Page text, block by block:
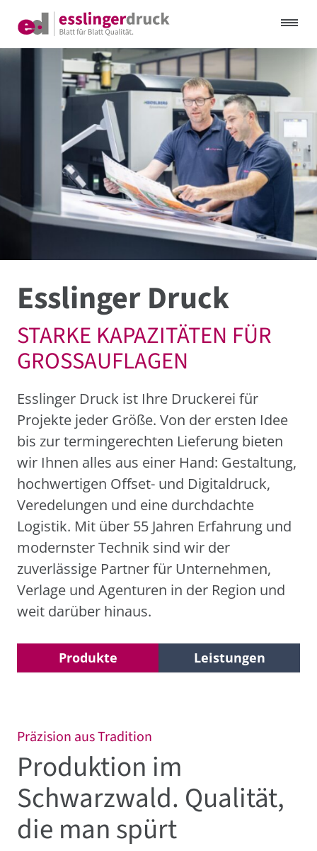
Esslinger Druck
S[ARKE! !ARA]ITÄTEN FÜR
>ROSS*U!-A_EN
Esslinger Druck ist Ihre Druckerei für
Projekte jeder Größe. Von der ersten Idee
bis zur termingerechten Lieferung bieten
wir Ihnen alles aus einer Hand: Gestaltung,
hochwertigen Offset- und Digitaldruck,
Veredelungen und eine durchdachte
Logistik. Mit über 55 Jahren Erfahrung und
modernster Technik sind wir der
zuverlässige Partner für Unternehmen,
Verlage und Agenturen in der Region und
weit darüber hinaus.
Produkte Leistungen
Präzision aus Tradition
Produktion im
Schwarzwald. Qualität,
die man spürt